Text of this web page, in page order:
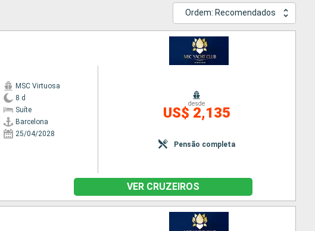
Ordem: Recomendados
MSC Virtuosa
8 d
Suíte
Barcelona
25/04/2028
desde
US$ 2,135
Pensão completa
VER CRUZEIROS